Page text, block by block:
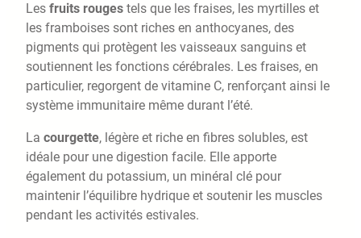
Les fruits rouges tels que les fraises, les myrtilles et
les framboises sont riches en anthocyanes, des
pigments qui protègent les vaisseaux sanguins et
soutiennent les fonctions cérébrales. Les fraises, en
particulier, regorgent de vitamine C, renforçant ainsi le
système immunitaire même durant l’été.
La courgette, légère et riche en fibres solubles, est
idéale pour une digestion facile. Elle apporte
également du potassium, un minéral clé pour
maintenir l’équilibre hydrique et soutenir les muscles
pendant les activités estivales.